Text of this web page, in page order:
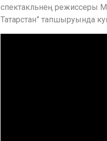
спектакльнең режиссеры
Татарстан” тапшыруында